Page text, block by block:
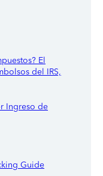
El
del IRS,
Ingreso de
Guide